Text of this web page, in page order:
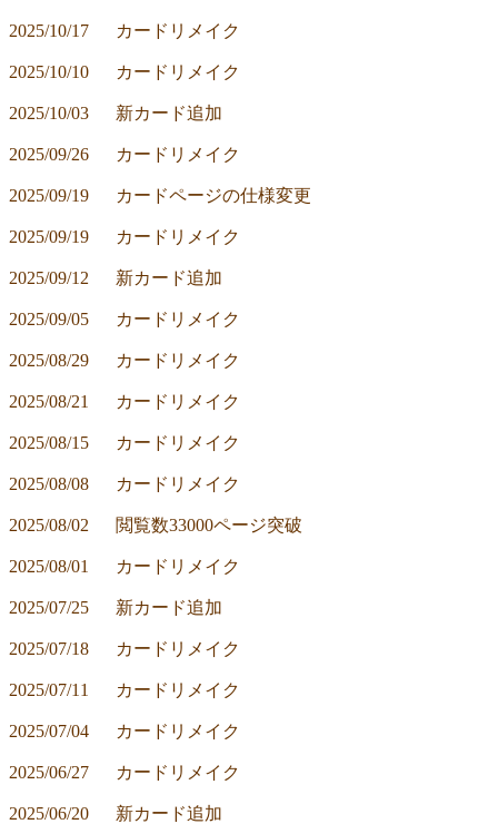
2025/10/17	カードリメイク
2025/10/10	カードリメイク
2025/10/03	新カード追加
2025/09/26	カードリメイク
2025/09/19	カードページの仕様変更
2025/09/19	カードリメイク
2025/09/12	新カード追加
2025/09/05	カードリメイク
2025/08/29	カードリメイク
2025/08/21	カードリメイク
2025/08/15	カードリメイク
2025/08/08	カードリメイク
2025/08/02	閲覧数33000ページ突破
2025/08/01	カードリメイク
2025/07/25	新カード追加
2025/07/18	カードリメイク
2025/07/11	カードリメイク
2025/07/04	カードリメイク
2025/06/27	カードリメイク
2025/06/20	新カード追加